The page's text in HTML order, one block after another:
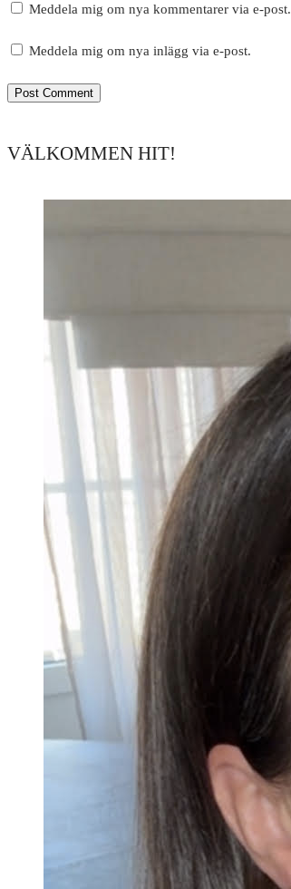
Meddela mig om nya kommentarer via e-post.
Meddela mig om nya inlägg via e-post.
VÄLKOMMEN HIT!